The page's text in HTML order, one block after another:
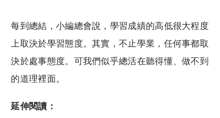
每到總結，小編總會說，學習成績的高低很大程度
上取決於學習態度。其實，不止學業，任何事都取
決於處事態度。可我們似乎總活在聽得懂、做不到
的道理裡面。
延伸閱讀：